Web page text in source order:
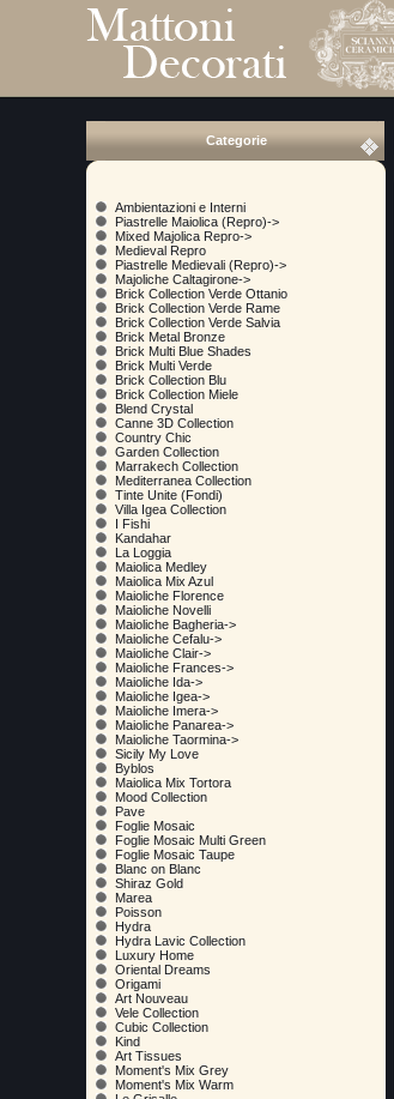
Categorie
Ambientazioni e Interni
Piastrelle Maiolica (Repro)->
Mixed Majolica Repro->
Medieval Repro
Piastrelle Medievali (Repro)->
Majoliche Caltagirone->
Brick Collection Verde Ottanio
Brick Collection Verde Rame
Brick Collection Verde Salvia
Brick Metal Bronze
Brick Multi Blue Shades
Brick Multi Verde
Brick Collection Blu
Brick Collection Miele
Blend Crystal
Canne 3D Collection
Country Chic
Garden Collection
Marrakech Collection
Mediterranea Collection
Tinte Unite (Fondi)
Villa Igea Collection
I Fishi
Kandahar
La Loggia
Maiolica Medley
Maiolica Mix Azul
Maioliche Florence
Maioliche Novelli
Maioliche Bagheria->
Maioliche Cefalu->
Maioliche Clair->
Maioliche Frances->
Maioliche Ida->
Maioliche Igea->
Maioliche Imera->
Maioliche Panarea->
Maioliche Taormina->
Sicily My Love
Byblos
Maiolica Mix Tortora
Mood Collection
Pave
Foglie Mosaic
Foglie Mosaic Multi Green
Foglie Mosaic Taupe
Blanc on Blanc
Shiraz Gold
Marea
Poisson
Hydra
Hydra Lavic Collection
Luxury Home
Oriental Dreams
Origami
Art Nouveau
Vele Collection
Cubic Collection
Kind
Art Tissues
Moment's Mix Grey
Moment's Mix Warm